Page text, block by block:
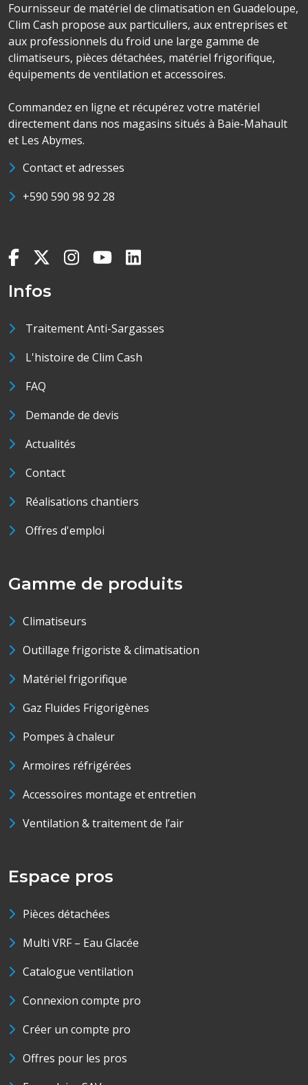
Fournisseur de matériel de climatisation en Guadeloupe,
Clim Cash propose aux particuliers, aux entreprises et
aux professionnels du froid une large gamme de
climatiseurs, pièces détachées, matériel frigorifique,
équipements de ventilation et accessoires.
Commandez en ligne et récupérez votre matériel
directement dans nos magasins situés à Baie-Mahault
et Les Abymes.
Contact et adresses
+590 590 98 92 28
Infos
Traitement Anti-Sargasses
L'histoire de Clim Cash
FAQ
Demande de devis
Actualités
Contact
Réalisations chantiers
Offres d'emploi
Gamme de produits
Climatiseurs
Outillage frigoriste & climatisation
Matériel frigorifique
Gaz Fluides Frigorigènes
Pompes à chaleur
Armoires réfrigérées
Accessoires montage et entretien
Ventilation & traitement de l’air
Espace pros
Pièces détachées
Multi VRF – Eau Glacée
Catalogue ventilation
Connexion compte pro
Créer un compte pro
Offres pour les pros